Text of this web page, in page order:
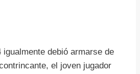
igualmente debió armarse de
el joven jugador